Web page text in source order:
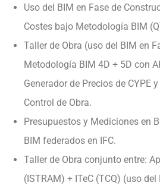
Uso del BIM en Fase de
Costes bajo Metodología BIM
Taller de Obra (uso del BIM en
Metodología BIM 4D + 5D con
Generador de Precios de CYPE
Control de Obra.
Presupuestos y Mediciones en
BIM federados en IFC.
Taller de Obra conjunto entre:
(ISTRAM) + ITeC (TCQ) (uso